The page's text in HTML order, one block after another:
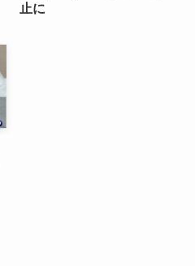
止に